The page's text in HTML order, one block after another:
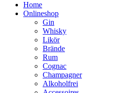
Home
Onlineshop
Gin
Whisky
Likör
Brände
Rum
Cognac
Champagner
Alkoholfrei